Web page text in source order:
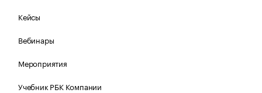
Кейсы
Вебинары
Мероприятия
Учебник РБК Компании